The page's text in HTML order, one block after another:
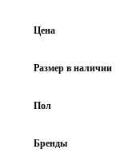
Кроссовки
АКСЕССУАРЫ
ВЕРХНЯЯ ОДЕЖДА
Цена
Размер в наличии
Пол
Бренды